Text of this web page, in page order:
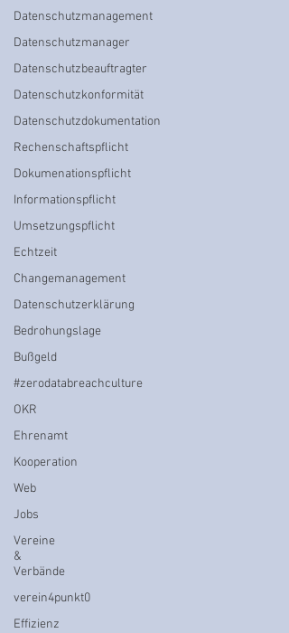
Datenschutzmanagement
Datenschutzmanager
Datenschutzbeauftragter
Datenschutzkonformität
Datenschutzdokumentation
Rechenschaftspflicht
Dokumenationspflicht
Informationspflicht
Umsetzungspflicht
Echtzeit
Changemanagement
Datenschutzerklärung
Bedrohungslage
Bußgeld
#zerodatabreachculture
OKR
Ehrenamt
Kooperation
Web
Jobs
Vereine
&
Verbände
verein4punkt0
Effizienz